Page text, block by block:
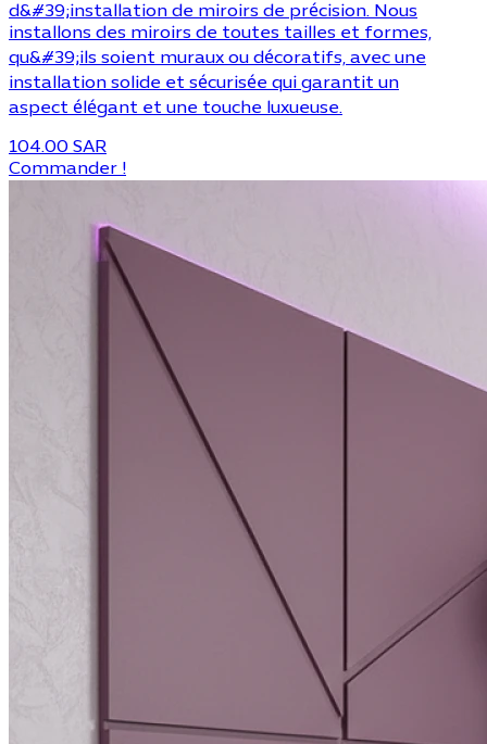
d&#39;installation de miroirs de précision. Nous
installons des miroirs de toutes tailles et formes,
qu&#39;ils soient muraux ou décoratifs, avec une
installation solide et sécurisée qui garantit un
aspect élégant et une touche luxueuse.
104.00 SAR
Commander !